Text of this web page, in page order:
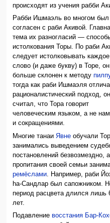
происходят из учения рабби
Рабби Ишмаэль во многом был
согласен с раби Акивой.
тема их разногласий —
истолкования Торы. По раби
следует истолковывать каждое
слово (и даже букву) в Торе, он
больше склонен к методу
тогда как раби Ишмаэля
рационалистический подход, он
считал, что Тора говорит
человеческим языком, а не
и сокращениями.
Многие танаи Явне обучали
занимались выведением
постановлений безвозмездно,
пропитания своей семьи
ремёслами . Например, раби
hа-Сандлар был сапожником.
период расцвета длился лишь
лет.
Подавлениевосстания Бар-